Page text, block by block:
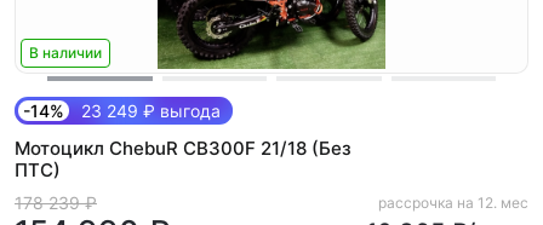
В наличии
-14% 23 249 ₽ выгода
Мотоцикл ChebuR CB300F 21/18 (Без
ПТС)
178 239 ₽ рассрочка на 12. мес